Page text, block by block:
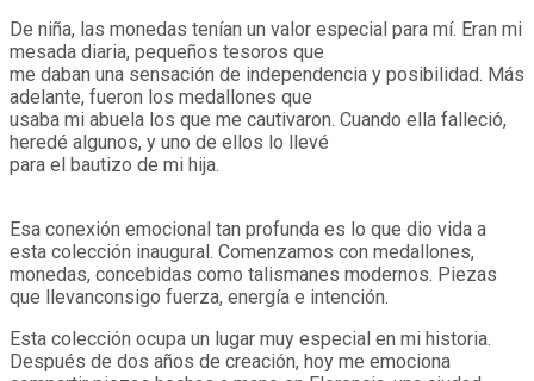
De niña, las monedas tenían un valor especial para mí. Eran mi
mesada diaria, pequeños tesoros que
me daban una sensación de independencia y posibilidad. Más
adelante, fueron los medallones que
usaba mi abuela los que me cautivaron. Cuando ella falleció,
heredé algunos, y uno de ellos lo llevé
para el bautizo de mi hija.
Esa conexión emocional tan profunda es lo que dio vida a
esta colección inaugural. Comenzamos con medallones,
monedas, concebidas como talismanes modernos. Piezas
que llevanconsigo fuerza, energía e intención.
Esta colección ocupa un lugar muy especial en mi historia.
Después de dos años de creación, hoy me emociona